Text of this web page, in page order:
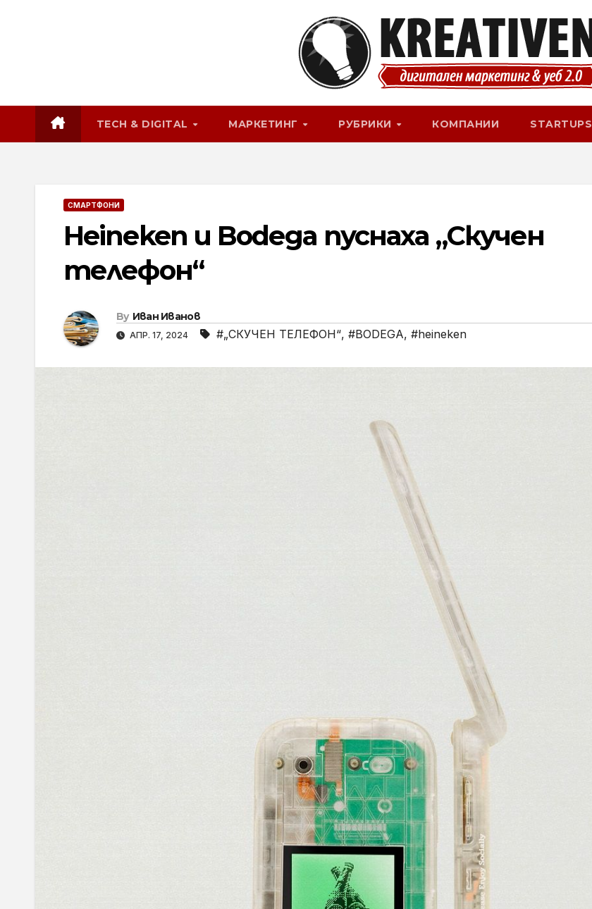
TECH & DIGITAL МАРКЕТИНГ РУБРИКИ КОМПАНИИ STARTUPS
СМАРТФОНИ
Heineken и Bodega пуснаха „Скучен
телефон“
By Иван Иванов
АПР. 17, 2024 #„СКУЧЕН ТЕЛЕФОН“, #BODEGA, #heineken